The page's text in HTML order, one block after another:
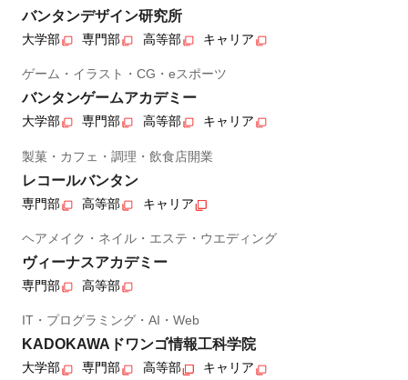
バンタンデザイン研究所
大学部 専門部 高等部 キャリア
ゲーム・イラスト・CG・eスポーツ
バンタンゲームアカデミー
大学部 専門部 高等部 キャリア
製菓・カフェ・調理・飲食店開業
レコールバンタン
専門部 高等部 キャリア
ヘアメイク・ネイル・エステ・ウエディング
ヴィーナスアカデミー
専門部 高等部
IT・プログラミング・AI・Web
KADOKAWAドワンゴ情報工科学院
大学部 専門部 高等部 キャリア